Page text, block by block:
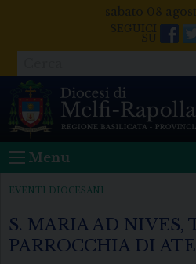
sabato 08
Menu
EVENTI DIOCESANI
S. MARIA AD NIVES,
PARROCCHIA DI